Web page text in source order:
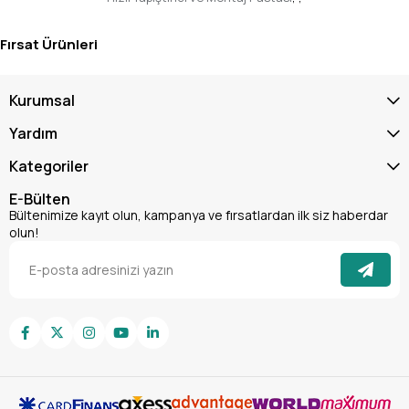
ekleyin veprofesyonel el aletleri
Fırsat Ürünleri
Kurumsal
Yardım
Kategoriler
E-Bülten
Bültenimize kayıt olun, kampanya ve fırsatlardan ilk siz haberdar
olun!